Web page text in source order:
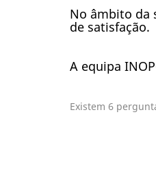
No âmbito da
de satisfação.
A equipa
Existem 6